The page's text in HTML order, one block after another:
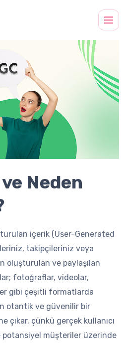
Neden
içerik (User-Generated
takipçileriniz veya
oluşturulan ve paylaşılan
fotoğraflar, videolar,
gibi çeşitli formatlarda
otantik ve güvenilir bir
çıkar, çünkü gerçek kullanıcı
potansiyel müşteriler üzerinde